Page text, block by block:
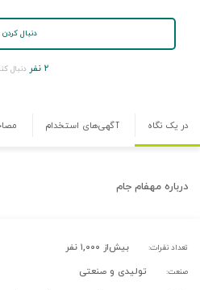
دنبال کردن
۲ نفر دنبال
در یک نگاه آگهی‌های استخدام
درباره مهفام جام
تعداد نفرات: بیش‌از ۱,۰۰۰ نفر
صنعت: تولیدی و صنعتی